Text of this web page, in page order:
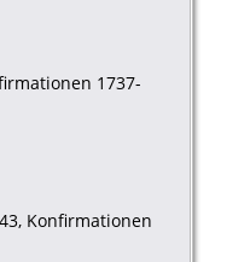
1737-
Konfirmationen